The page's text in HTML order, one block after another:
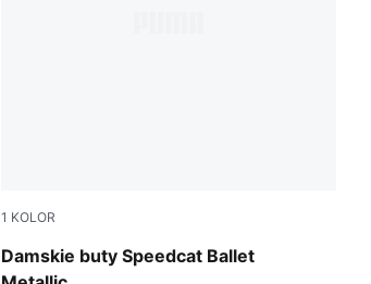
1 KOLOR
Damskie buty Speedcat Ballet
PUMA Silver-PUMA White